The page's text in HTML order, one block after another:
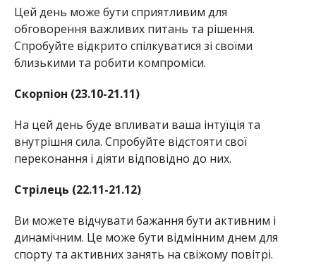
Цей день може бути сприятливим для
обговорення важливих питань та рішення.
Спробуйте відкрито спілкуватися зі своїми
близькими та робити компроміси.
Скорпіон (23.10-21.11)
На цей день буде впливати ваша інтуїція та
внутрішня сила. Спробуйте відстояти свої
переконання і діяти відповідно до них.
Стрілець (22.11-21.12)
Ви можете відчувати бажання бути активним і
динамічним. Це може бути відмінним днем для
спорту та активних занять на свіжому повітрі.